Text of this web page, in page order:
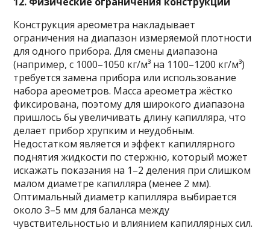
Конструкция ареометра накладывает
ограничения на диапазон измеряемой плотности
для одного прибора. Для смены диапазона
(например, с 1000–1050 кг/м³ на 1100–1200 кг/м³)
требуется замена прибора или использование
набора ареометров. Масса ареометра жёстко
фиксирована, поэтому для широкого диапазона
пришлось бы увеличивать длину капилляра, что
делает прибор хрупким и неудобным.
Недостатком является и эффект капиллярного
поднятия жидкости по стержню, который может
искажать показания на 1–2 деления при слишком
малом диаметре капилляра (менее 2 мм).
Оптимальный диаметр капилляра выбирается
около 3–5 мм для баланса между
чувствительностью и влиянием капиллярных сил.